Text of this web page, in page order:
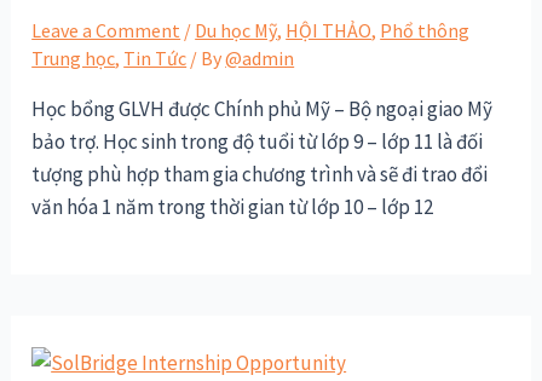
Leave a Comment / Du học Mỹ, HỘI THẢO, Phổ thông
Trung học, Tin Tức / By@admin
Học bổng GLVH được Chính phủ Mỹ – Bộ ngoại giao Mỹ
bảo trợ. Học sinh trong độ tuổi từ lớp 9 – lớp 11 là đối
tượng phù hợp tham gia chương trình và sẽ đi trao đổi
văn hóa 1 năm trong thời gian từ lớp 10 – lớp 12